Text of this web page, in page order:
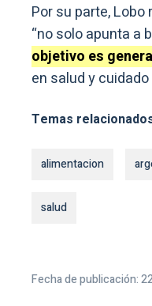
Por su parte,
“no solo apunta a
objetivo es
en salud y
Temas
alimentacion
salud
Fecha de publicación: